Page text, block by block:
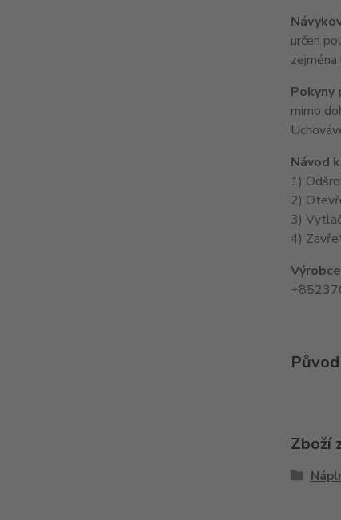
určen
Pokyny
mimo
Návod
1)
2)
3)
4)
Zboží